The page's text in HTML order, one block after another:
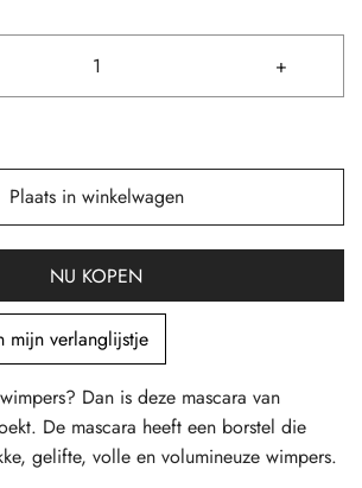
+
Plaats in winkelwagen
NU KOPEN
mijn verlanglijstje
Dan is deze mascara van
De mascara heeft een borstel die
gelifte, volle en volumineuze wimpers.